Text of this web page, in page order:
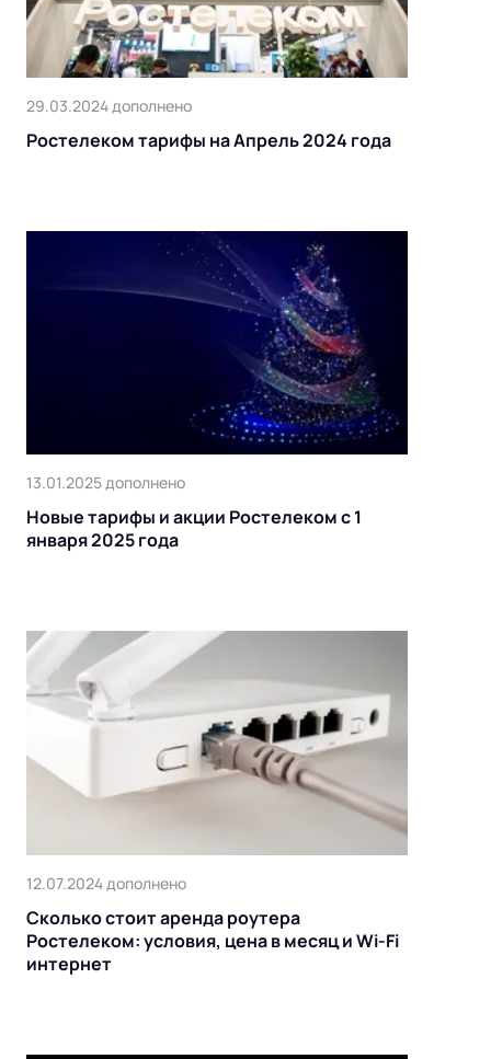
29.03.2024 дополнено
Ростелеком тарифы на Апрель 2024 года
13.01.2025 дополнено
Новые тарифы и акции Ростелеком с 1
января 2025 года
12.07.2024 дополнено
Сколько стоит аренда роутера
Ростелеком: условия, цена в месяц и Wi-Fi
интернет